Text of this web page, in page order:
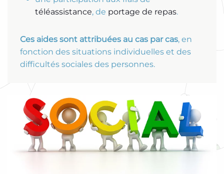
téléassistance, de portage de repas.
Ces aides sont attribuées au cas par cas, en
fonction des situations individuelles et des
difficultés sociales des personnes.